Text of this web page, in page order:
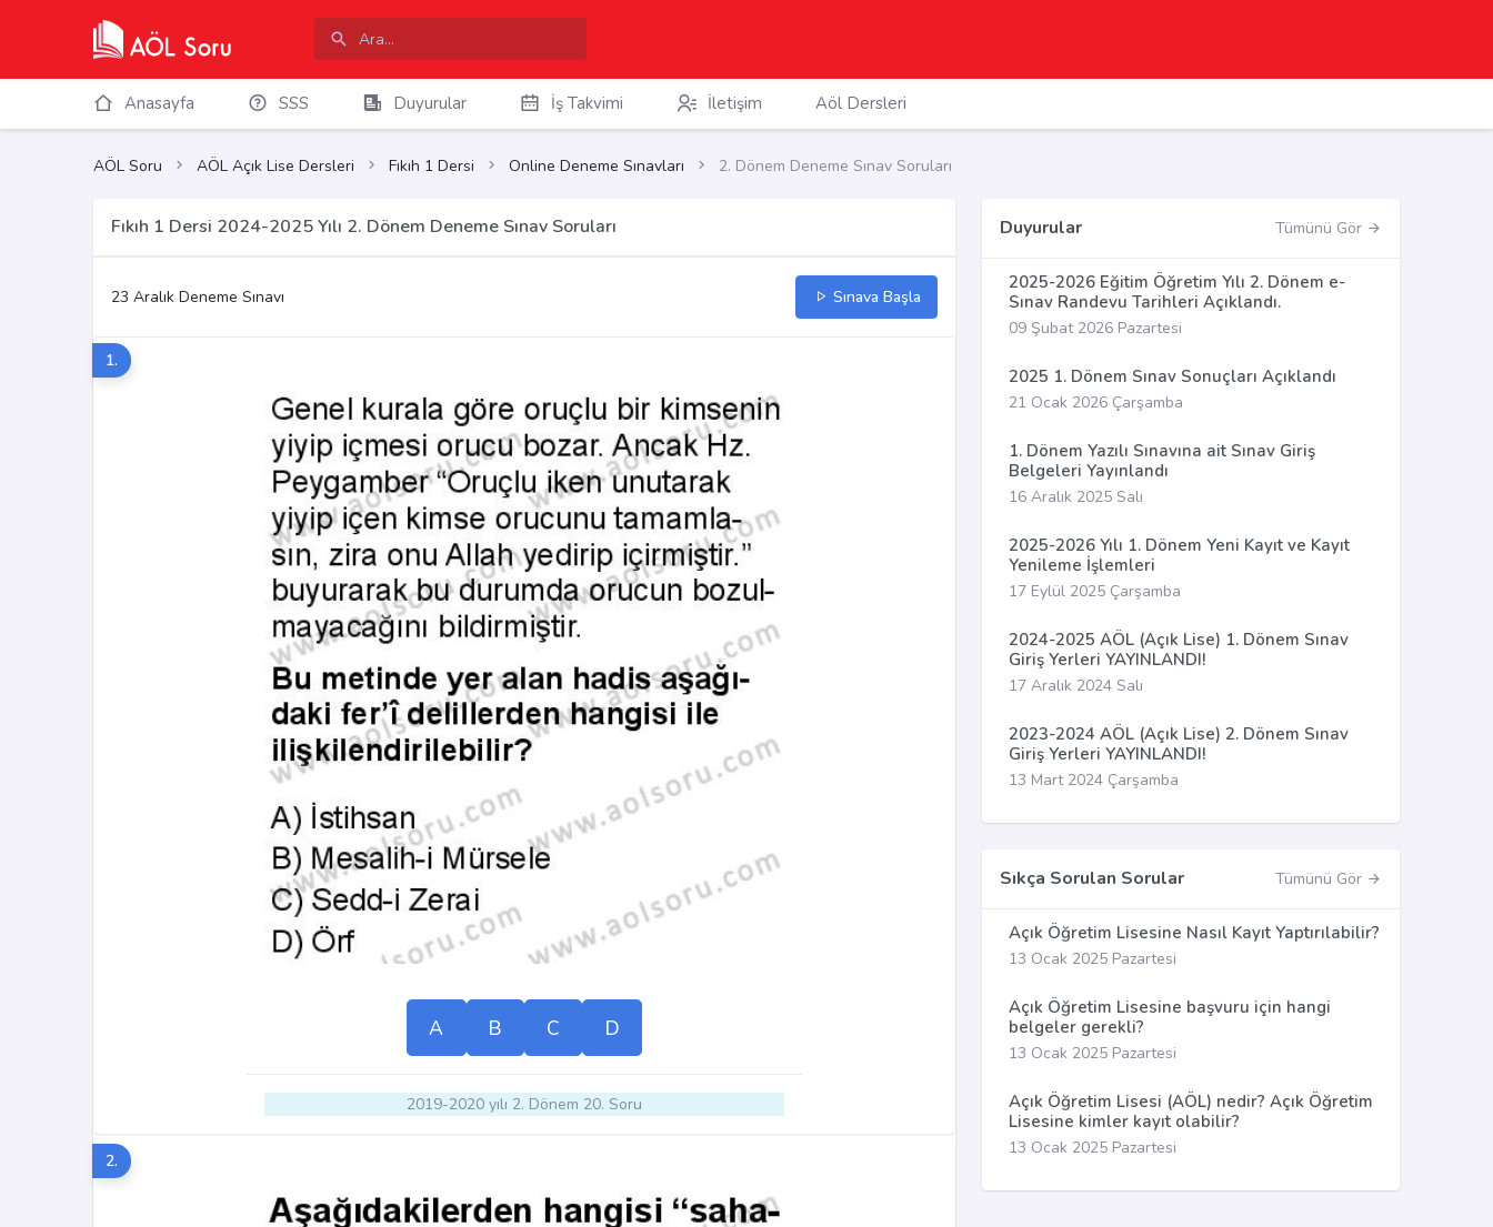
Anasayfa SSS Duyurular İş Takvimi İletişim Aöl Dersleri
AÖL Soru AÖL Açık Lise Dersleri Fıkıh 1 Dersi Online Deneme Sınavları 2. Dönem Deneme Sınav Soruları
Fıkıh 1 Dersi 2024-2025 Yılı 2. Dönem Deneme Sınav Soruları
23 Aralık Deneme Sınavı Sınava Başla
1.
A B C D
2019-2020 yılı 2. Dönem 20. Soru
2.
Duyurular Tümünü Gör
2025-2026 Eğitim Öğretim Yılı 2. Dönem e-
Sınav Randevu Tarihleri Açıklandı.
09 Şubat 2026 Pazartesi
2025 1. Dönem Sınav Sonuçları Açıklandı
21 Ocak 2026 Çarşamba
1. Dönem Yazılı Sınavına ait Sınav Giriş
Belgeleri Yayınlandı
16 Aralık 2025 Salı
2025-2026 Yılı 1. Dönem Yeni Kayıt ve Kayıt
Yenileme İşlemleri
17 Eylül 2025 Çarşamba
2024-2025 AÖL (Açık Lise) 1. Dönem Sınav
Giriş Yerleri YAYINLANDI!
17 Aralık 2024 Salı
2023-2024 AÖL (Açık Lise) 2. Dönem Sınav
Giriş Yerleri YAYINLANDI!
13 Mart 2024 Çarşamba
Sıkça Sorulan Sorular Tümünü Gör
Açık Öğretim Lisesine Nasıl Kayıt Yaptırılabilir?
13 Ocak 2025 Pazartesi
Açık Öğretim Lisesine başvuru için hangi
belgeler gerekli?
13 Ocak 2025 Pazartesi
Açık Öğretim Lisesi (AÖL) nedir? Açık Öğretim
Lisesine kimler kayıt olabilir?
13 Ocak 2025 Pazartesi